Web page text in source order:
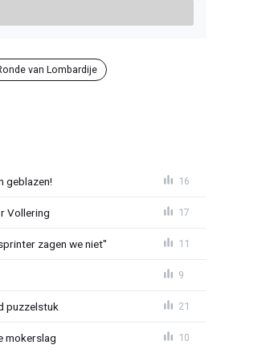
van Lombardije
geblazen! 16
Vollering 17
zagen we niet" 11
9
puzzelstuk 21
mokerslag 10